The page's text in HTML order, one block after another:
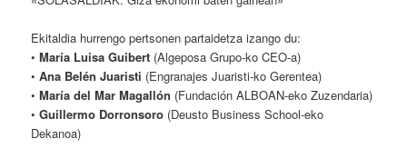
Ekitaldia hurrengo pertsonen partaidetza izango du:
•María Luisa Guibert (Algeposa Grupo-ko CEO-a)
•Ana Belén Juaristi (Engranajes Juaristi-ko Gerentea)
•María del Mar Magallón (Fundación ALBOAN-eko Zuzendaria)
•Guillermo Dorronsoro (Deusto Business School-eko
Dekanoa)